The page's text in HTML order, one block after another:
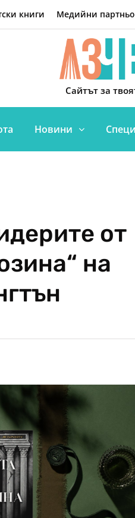
книги Медийни
Сайтът за
Новини
от
на